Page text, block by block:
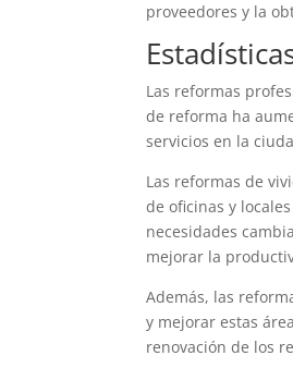
proveedores y la
Las reformas
de reforma ha
servicios en la
Las reformas de
de oficinas y
necesidades
mejorar la
Además, las
y mejorar estas
renovación de los